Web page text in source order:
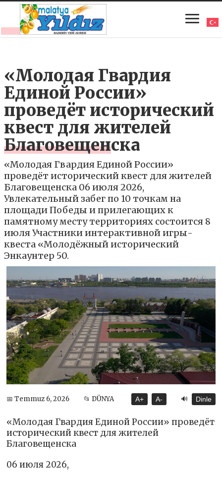
«Молодая Гвардия
Единой России»
проведёт исторический
квест для жителей
Благовещенска
«Молодая Гвардия Единой России»
проведёт исторический квест для жителей
Благовещенска 06 июля 2026,
Увлекательный забег по 10 точкам на
площади Победы и прилегающих к
памятному месту территориях состоится 8
июля Участники интерактивной игры-
квеста «Молодёжный исторический
Энкаунтер 50.
📅 Temmuz 6, 2026 📂 DÜNYA A+ A- 🔊 Dinle
«Молодая Гвардия Единой России» проведёт
исторический квест для жителей
Благовещенска
06 июля 2026,